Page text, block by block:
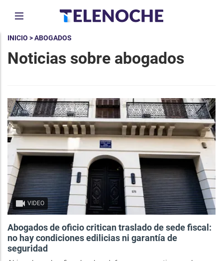
INICIO > ABOGADOS
Noticias sobre abogados
VIDEO
Abogados de oficio critican traslado de sede fiscal:
no hay condiciones edilicias ni garantía de
seguridad